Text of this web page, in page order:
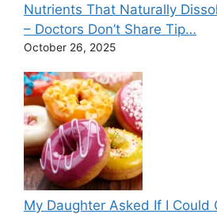
Nutrients That Naturally
– Doctors Don’t Share Tip…
October 26, 2025
My Daughter Asked If I Could